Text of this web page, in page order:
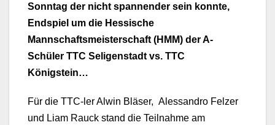
Sonntag der nicht spannender sein konnte,
Endspiel um die Hessische
Mannschaftsmeisterschaft (HMM) der A-
Schüler TTC Seligenstadt vs. TTC
Königstein…
Für die TTC-ler Alwin Bläser, Alessandro Felzer
und Liam Rauck stand die Teilnahme am